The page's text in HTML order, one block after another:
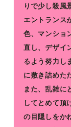
りで少し殺風
エントランス
色、マンショ
直し、デザイ
るよう努力し
に敷き詰めた
また、乱雑に
してとめて頂
の目隠しをか